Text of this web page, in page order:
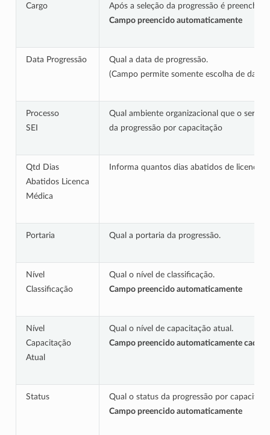
Cargo
Após a seleção da progressão é
Campo preencido automaticamente
Data Progressão
Qual a data de progressão.
(Campo permite somente escolha de
Processo
SEI
Qual ambiente organizacional que o
da progressão por capacitação
Qtd Dias
Abatidos Licenca
Médica
Informa quantos dias abatidos de licença
Portaria Qual a portaria da progressão.
Nível
Classificação
Qual o nível de classificação.
Campo preencido automaticamente
Nível
Capacitação
Atual
Qual o nível de capacitação atual.
Campo preencido automaticamente
Status
Qual o status da progressão por
Campo preencido automaticamente